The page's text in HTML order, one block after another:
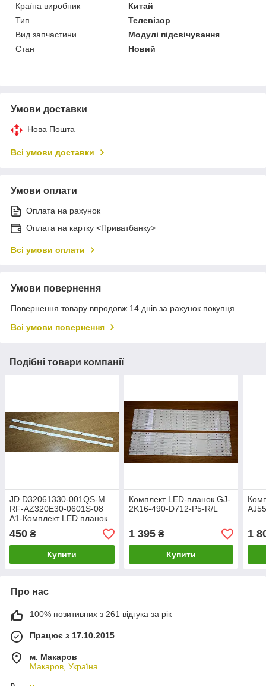
Країна виробник
Китай
Тип
Телевізор
Вид запчастини
Модулі підсвічування
Стан
Новий
Умови доставки
Нова Пошта
Всі умови доставки
Умови оплати
Оплата на рахунок
Оплата на картку <Приватбанку>
Всі умови оплати
Умови повернення
Повернення товару впродовж 14 днів за рахунок покупця
Всі умови повернення
Подібні товари компанії
JD.D32061330-001QS-M
RF-AZ320E30-0601S-08
A1-Комплект LED планок
450 ₴
Купити
Комплект LED-планок GJ-
2K16-490-D712-P5-R/L
1 395₴
Купити
1
Про нас
100% позитивних з 261 відгука за рік
Працює з 17.10.2015
м. Макаров
Макаров, Україна